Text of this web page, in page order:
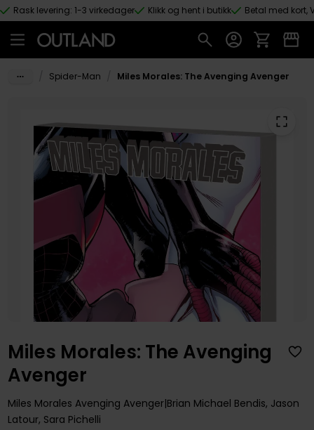
Hopp til hovedinnhold
Rask levering: 1-3 virkedager Klikk og hent i butikk Betal med kort,
Spider-Man Miles Morales: The Avenging Avenger
Miles Morales: The Avenging
Avenger
Miles Morales Avenging Avenger Brian Michael Bendis, Jason
Latour, Sara Pichelli